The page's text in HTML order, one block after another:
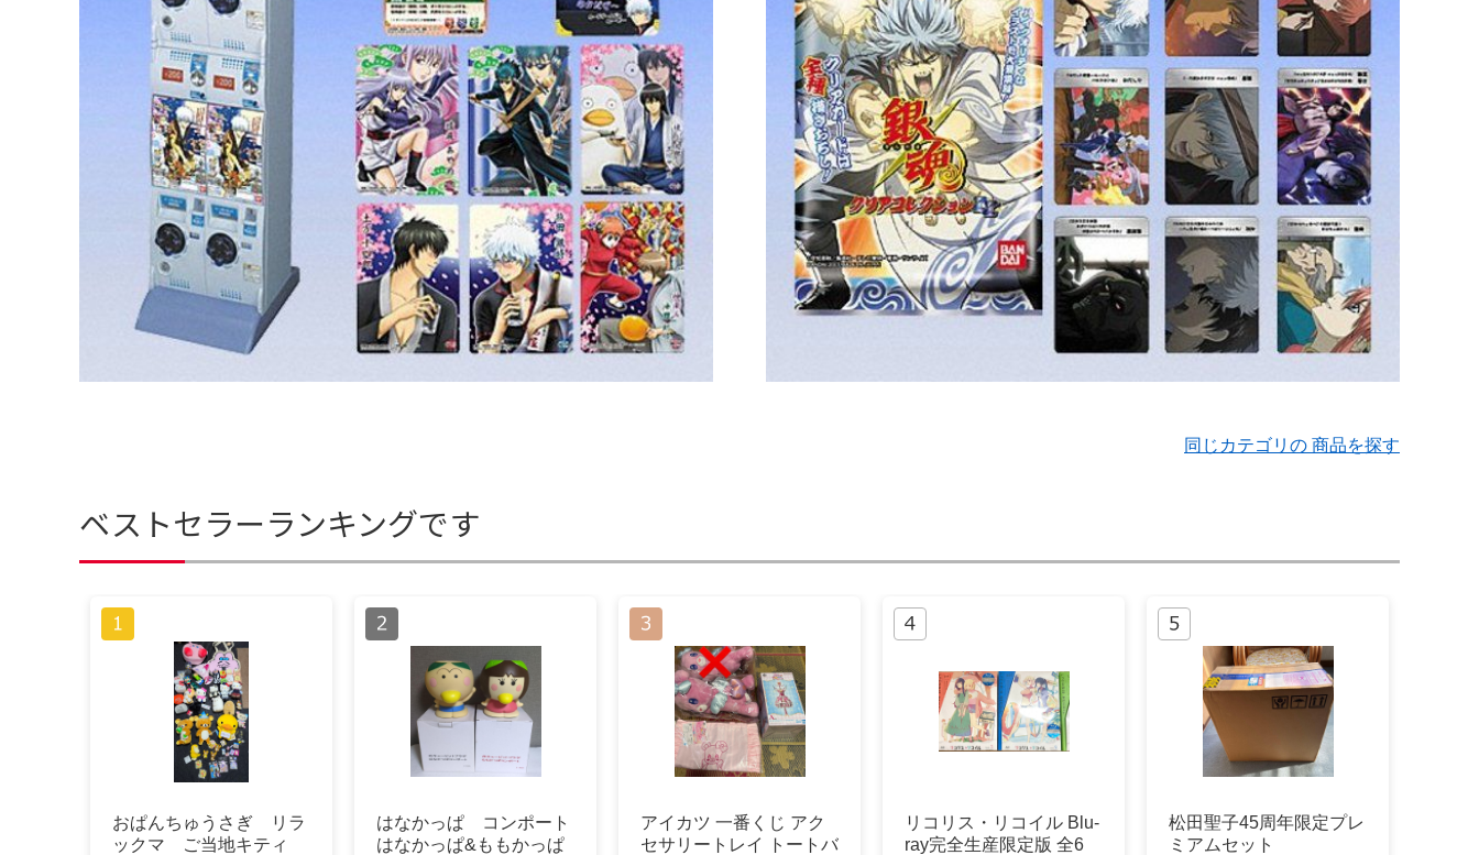
同じカテゴリの 商品を探す
ベストセラーランキングです
おぱんちゅうさぎ リラ
ックマ ご当地キティ
はなかっぱ コンポート
はなかっぱ&ももかっぱ
アイカツ 一番くじ アク
セサリートレイ トートバ
リコリス・リコイル Blu-
ray完全生産限定版 全6
松田聖子45周年限定プレ
ミアムセット